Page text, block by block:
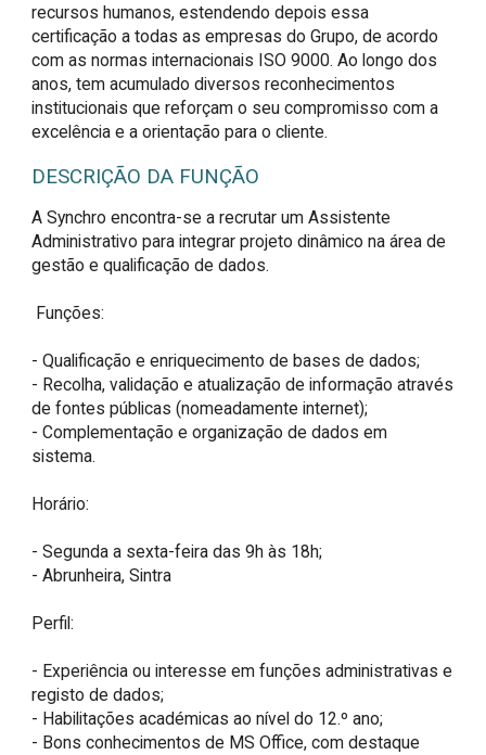
recursos humanos, estendendo depois essa
certificação a todas as empresas do Grupo, de acordo
com as normas internacionais ISO 9000. Ao longo dos
anos, tem acumulado diversos reconhecimentos
institucionais que reforçam o seu compromisso com a
excelência e a orientação para o cliente.
DESCRIÇÃO DA FUNÇÃO
A Synchro encontra-se a recrutar um Assistente
Administrativo para integrar projeto dinâmico na área de
gestão e qualificação de dados.
- Qualificação e enriquecimento de bases de dados;
- Recolha, validação e atualização de informação através
de fontes públicas (nomeadamente internet);
- Complementação e organização de dados em
sistema.
Horário:
- Segunda a sexta-feira das 9h às 18h;
- Abrunheira, Sintra
Perfil:
- Experiência ou interesse em funções administrativas e
registo de dados;
- Habilitações académicas ao nível do 12.º ano;
- Bons conhecimentos de MS Office, com destaque